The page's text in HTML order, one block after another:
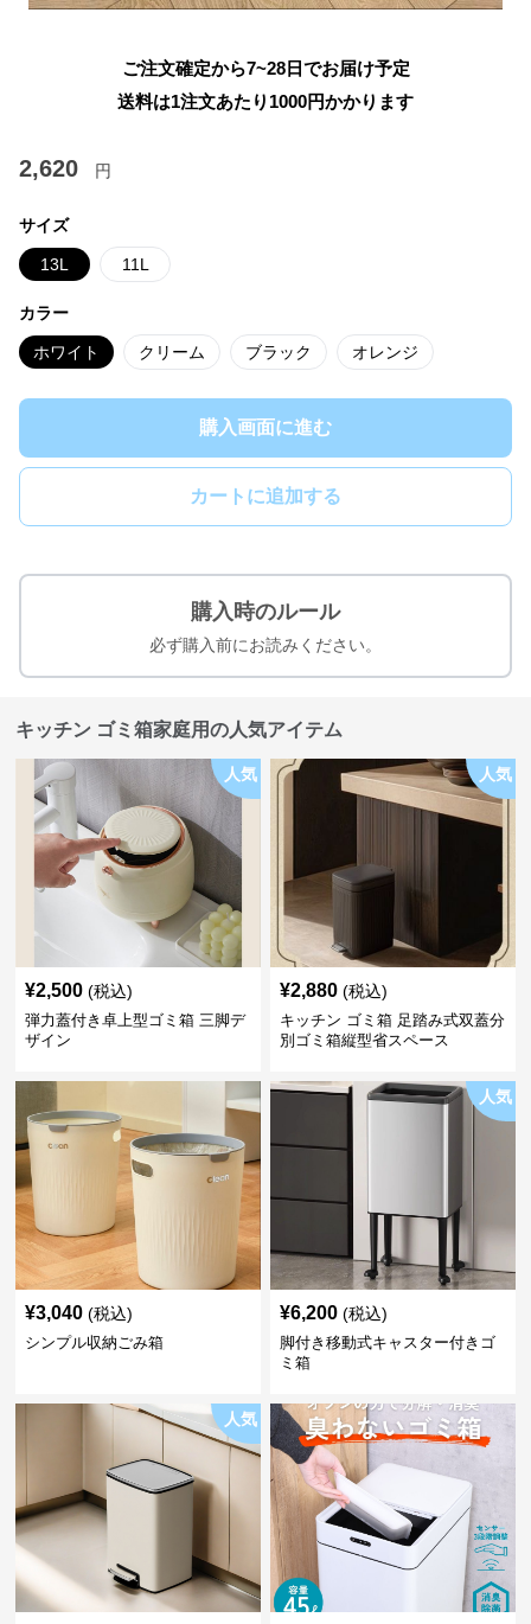
ご注文確定から7~28日でお届け予定
送料は1注文あたり 1000円かかります
2,620 円
サイズ
13L 11L
カラー
ホワイト クリーム ブラック オレンジ
購入画面に進む
カートに追加する
購入時のルール
必ず購入前にお読みください。
キッチン ゴミ箱家庭用の人気アイテム
人気
¥2,500 (税込)
弾力蓋付き卓上型ゴミ箱 三脚デ
ザイン
人気
¥2,880 (税込)
キッチン ゴミ箱 足踏み式双蓋分
別ゴミ箱縦型省スペース
¥3,040 (税込)
シンプル収納ごみ箱
人気
¥6,200 (税込)
脚付き移動式キャスター付きゴ
ミ箱
人気